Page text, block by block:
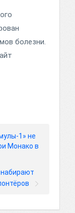
болезни.
1» не
Монако в